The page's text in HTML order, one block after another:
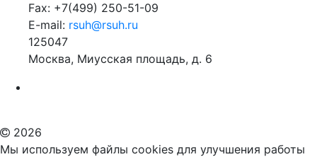
Fax: +7(499) 250-51-09
E-mail: rsuh@rsuh.ru
125047
Москва, Миусская площадь, д. 6
2026
Мы используем файлы cookies для улучшения работы